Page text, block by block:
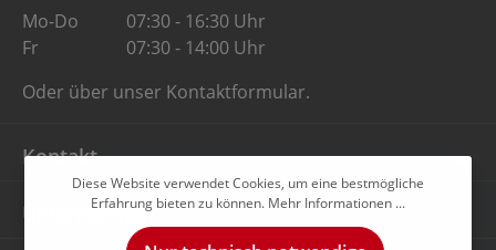
Mo-Do
07:30 - 16:30 Uhr
Fr
07:30 - 14:00 Uhr
Oder über unser Kontaktformular.
Kontakt
Unternehmen
Diese Website verwendet Cookies, um eine bestmögliche
Erfahrung bieten zu können. Mehr Informationen ...